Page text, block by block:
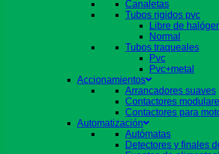
Canaletas
Tubos rigidos pvc
Libre de
Normal
Tubos traqueales
Pvc
Pvc+metal
Accionamientos
Arrancadores suaves
Contactores
Contactores para
Automatización
Autómatas
Detectores y finales